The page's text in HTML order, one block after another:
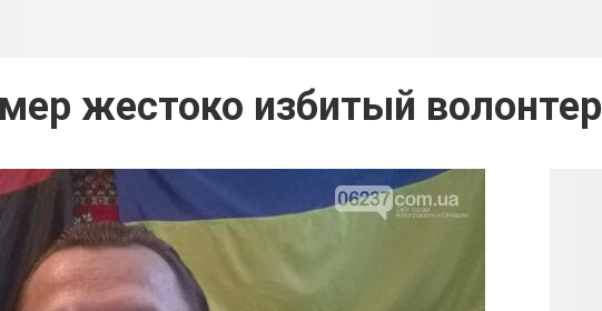
жестоко избитый волонтер